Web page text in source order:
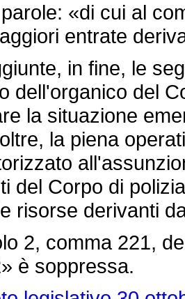
«di cui al
entrate
in fine, le
dell'organico del
la situazione
la piena
del Corpo di
risorse derivanti
2, comma 221,
è soppressa.